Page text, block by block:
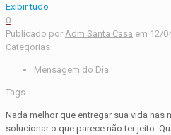
Exibir tudo
0
Publicado por Adm Santa Casa em 12/
Categorias
Mensagem do Dia
Tags
Nada melhor que entregar sua vida nas
solucionar o que parece não ter jeito.